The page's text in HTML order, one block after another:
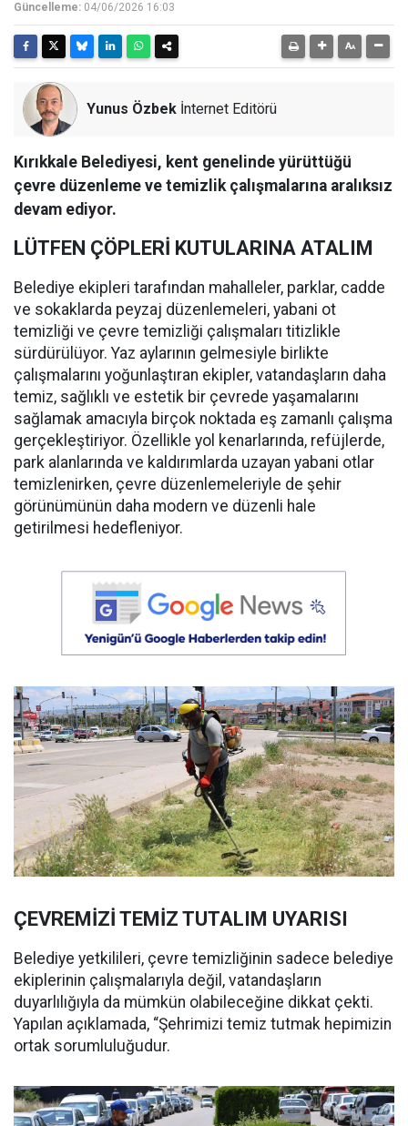
Güncelleme: 04/06/2026 16:03
Yunus Özbek İnternet Editörü
Kırıkkale Belediyesi, kent genelinde yürüttüğü
çevre düzenleme ve temizlik çalışmalarına aralıksız
devam ediyor.
LÜTFEN ÇÖPLERİ KUTULARINA ATALIM
Belediye ekipleri tarafından mahalleler, parklar, cadde
ve sokaklarda peyzaj düzenlemeleri, yabani ot
temizliği ve çevre temizliği çalışmaları titizlikle
sürdürülüyor. Yaz aylarının gelmesiyle birlikte
çalışmalarını yoğunlaştıran ekipler, vatandaşların daha
temiz, sağlıklı ve estetik bir çevrede yaşamalarını
sağlamak amacıyla birçok noktada eş zamanlı çalışma
gerçekleştiriyor. Özellikle yol kenarlarında, refüjlerde,
park alanlarında ve kaldırımlarda uzayan yabani otlar
temizlenirken, çevre düzenlemeleriyle de şehir
görünümünün daha modern ve düzenli hale
getirilmesi hedefleniyor.
ÇEVREMİZİ TEMİZ TUTALIM UYARISI
Belediye yetkilileri, çevre temizliğinin sadece belediye
ekiplerinin çalışmalarıyla değil, vatandaşların
duyarlılığıyla da mümkün olabileceğine dikkat çekti.
Yapılan açıklamada, “Şehrimizi temiz tutmak hepimizin
ortak sorumluluğudur.